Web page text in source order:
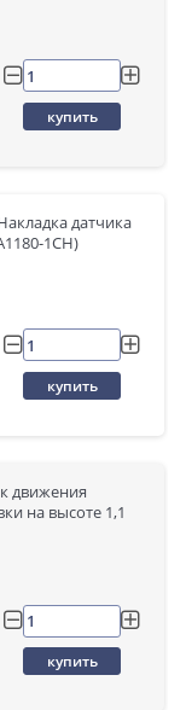
купить
датчика
1CH)
купить
движения
на высоте 1,1
купить